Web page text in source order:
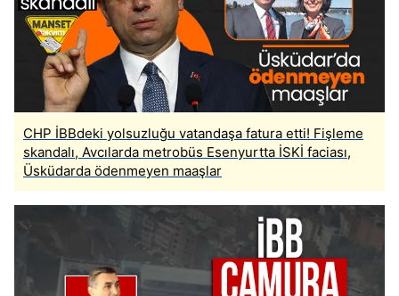
CHP İBBdeki yolsuzluğu vatandaşa fatura etti! Fişleme
skandalı, Avcılarda metrobüs Esenyurtta İSKİ faciası,
Üsküdarda ödenmeyen maaşlar